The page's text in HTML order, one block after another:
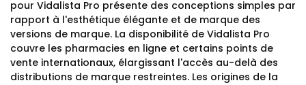
pour Vidalista Pro présente des conceptions simples par
rapport à l'esthétique élégante et de marque des
versions de marque. La disponibilité de Vidalista Pro
couvre les pharmacies en ligne et certains points de
vente internationaux, élargissant l'accès au-delà des
distributions de marque restreintes. Les origines de la